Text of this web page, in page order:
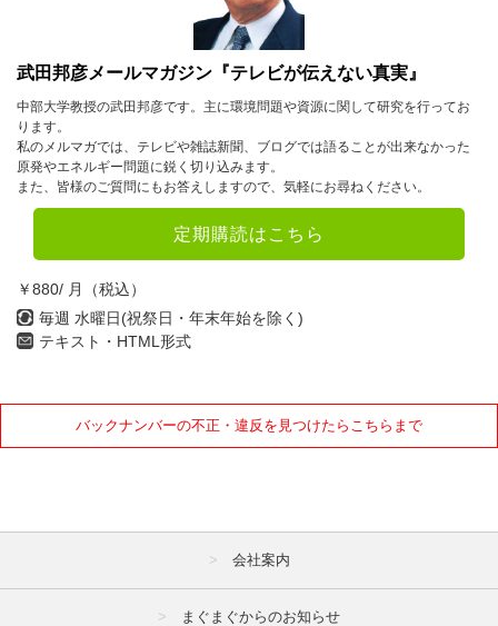
武田邦彦メールマガジン『テレビが伝えない真実』
中部大学教授の武田邦彦です。主に環境問題や資源に関して研究を行ってお
ります。
私のメルマガでは、テレビや雑誌新聞、ブログでは語ることが出来なかった
原発やエネルギー問題に鋭く切り込みます。
また、皆様のご質問にもお答えしますので、気軽にお尋ねください。
定期購読はこちら
￥880/ 月（税込）
毎週 水曜日(祝祭日・年末年始を除く)
テキスト・HTML形式
バックナンバーの不正・違反を見つけたらこちらまで
会社案内
まぐまぐからのお知らせ